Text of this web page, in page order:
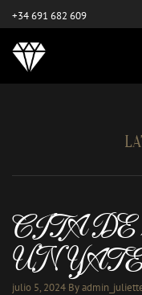
+34 691 682 609
CITA
UN
julio 5, 2024 By